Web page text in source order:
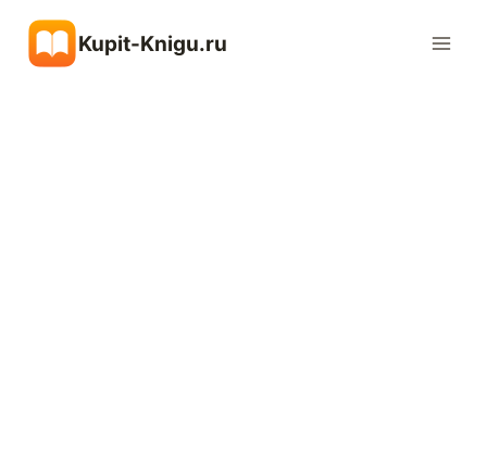
содержимому
Kupit-Knigu.ru